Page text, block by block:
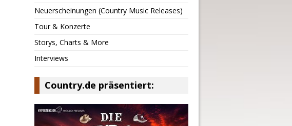
Neuerscheinungen (Country Music Releases)
Tour & Konzerte
Storys, Charts & More
Interviews
Country.de präsentiert: